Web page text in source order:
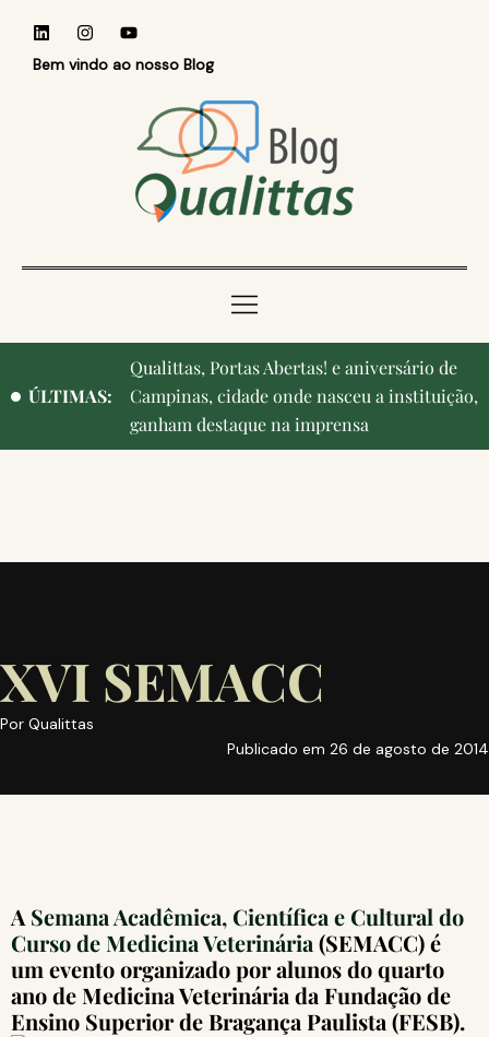
Bem vindo ao nosso Blog
ÚLTIMAS:
Qualittas, Portas Abertas! e aniversário de
Campinas, cidade onde nasceu a instituição,
ganham destaque na imprensa
Reconhecer quem ensina: Faculdade
Qualittas homenageia professores durante o
Medvep 2026
XVI SEMACC
Por Qualittas
Publicado em 26 de agosto de 2014
A Semana Acadêmica, Científica e Cultural do
Curso de Medicina Veterinária (SEMACC) é
um evento organizado por alunos do quarto
ano de Medicina Veterinária da Fundação de
Ensino Superior de Bragança Paulista (FESB).